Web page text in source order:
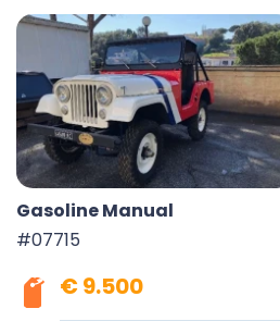
Gasoline Manual
#07715
€ 9.500